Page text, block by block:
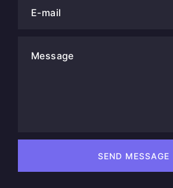
E-mail
Message
SEND MESSAGE